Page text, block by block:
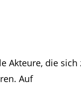
Akteure, die sich
Auf